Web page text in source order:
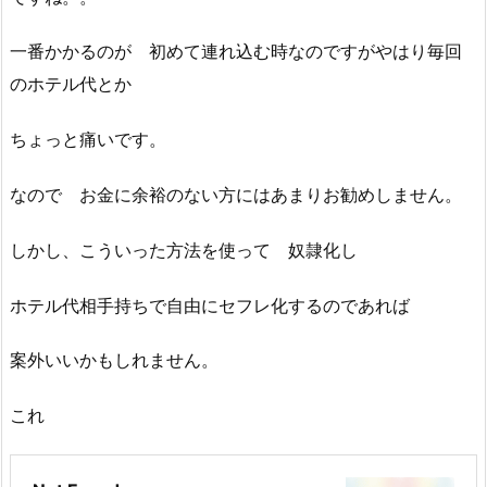
一番かかるのが 初めて連れ込む時なのですがやはり毎回
のホテル代とか
ちょっと痛いです。
なので お金に余裕のない方にはあまりお勧めしません。
しかし、こういった方法を使って 奴隷化し
ホテル代相手持ちで自由にセフレ化するのであれば
案外いいかもしれません。
これ